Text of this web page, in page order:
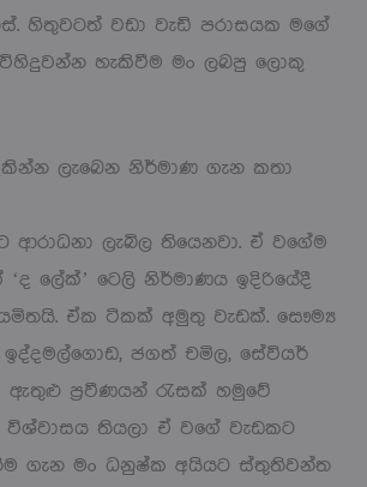
හිතුවටත් වඩා වැඩි පරාසයක මගේ
විහිදුවන්න හැකිවීම මං ලබපු ලොකු
ලැබෙන නිර්මාණ ගැන කතා
ආරාධනා ලැබිල තියෙනවා. ඒ වගේම
ලේක්’ ටෙලි නිර්මාණය ඉදිරියේදී
ඒක ටිකක් අමුතු වැඩක්. සෞම්‍ය
ජගත් චමිල, සේවියර්
ප්‍රවීණයන් රැසක් හමුවේ
තියලා ඒ වගේ වැඩකට
ගැන මං ධනුෂ්ක අයියට ස්තුතිවන්ත